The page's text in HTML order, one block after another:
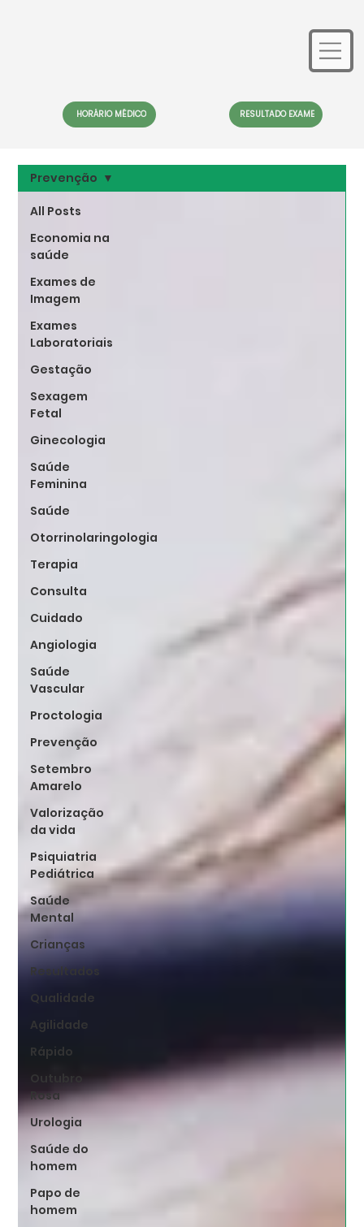
HORÁRIO MÉDICO RESULTADO EXAME
All Posts
Economia na
saúde
Exames de
Imagem
Exames
Laboratoriais
Gestação
Sexagem
Fetal
Ginecologia
Saúde
Feminina
Saúde
Otorrinolaringologia
Terapia
Consulta
Cuidado
Angiologia
Saúde
Vascular
Proctologia
Prevenção
Setembro
Amarelo
Valorização
da vida
Psiquiatria
Pediátrica
Saúde
Mental
Crianças
Resultados
Qualidade
Agilidade
Rápido
Outubro
Rosa
Urologia
Saúde do
homem
Papo de
homem
Prevenção